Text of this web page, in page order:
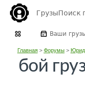
ГрузыПоиск
Ваши
Главная> Форумы>
бой